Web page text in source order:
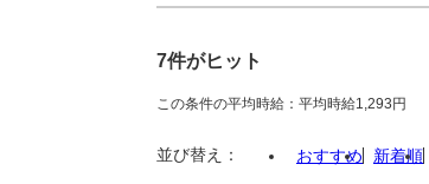
7件がヒット
この条件の平均時給：平均時給1,293円
並び替え： おすすめ 新着順